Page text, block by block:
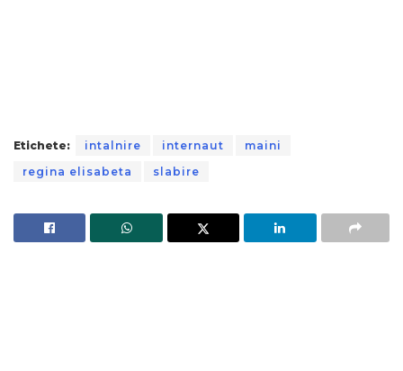
Etichete: intalnire internaut
maini
regina elisabeta
slabire